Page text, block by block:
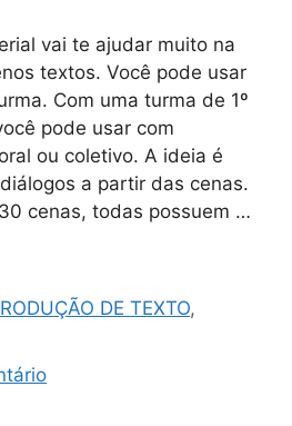
vai te ajudar muito na
textos. Você pode usar
Com uma turma de 1º
pode usar com
ou coletivo. A ideia é
a partir das cenas.
cenas, todas possuem …
DE TEXTO,